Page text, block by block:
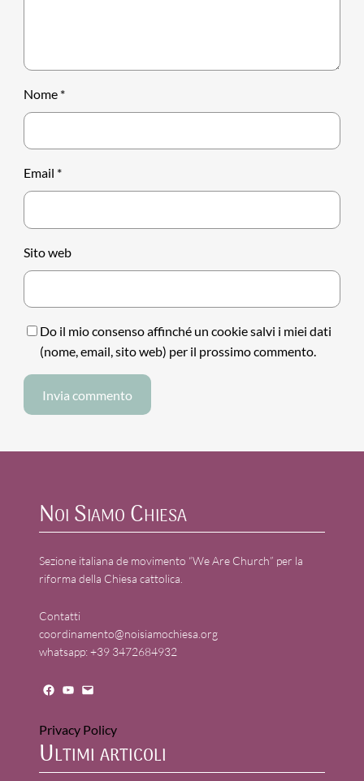
Nome *
Email *
Sito web
Do il mio consenso affinché un cookie salvi i miei dati
(nome, email, sito web) per il prossimo commento.
Noi Siamo Chiesa
Sezione italiana de movimento “We Are Church” per la
riforma della Chiesa cattolica.
Contatti
coordinamento@noisiamochiesa.org
whatsapp: +39 3472684932
Facebook YouTube Mail
Privacy Policy
Ultimi articoli